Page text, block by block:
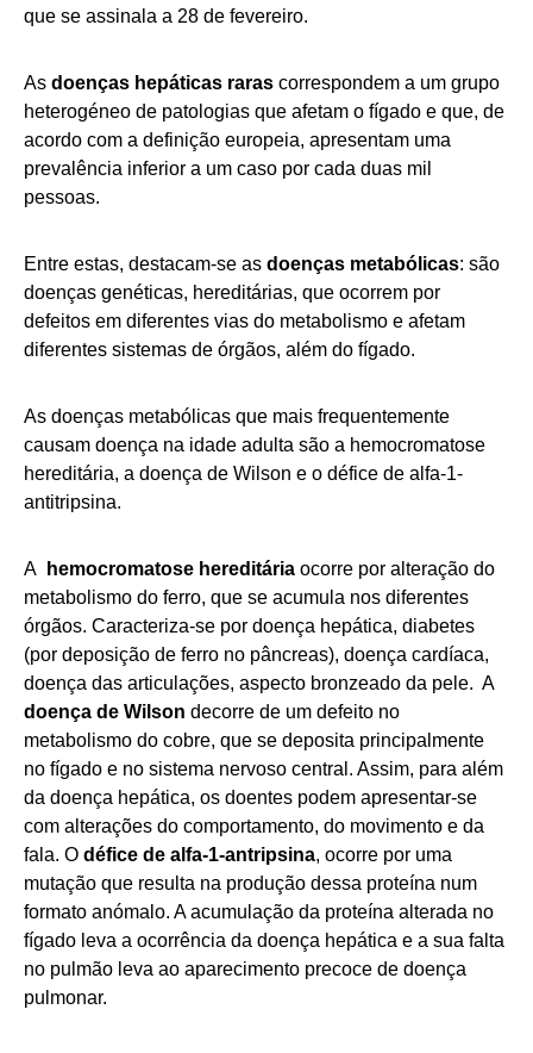
que se assinala a 28 de fevereiro.
As doenças hepáticas raras correspondem a um grupo
heterogéneo de patologias que afetam o fígado e que, de
acordo com a definição europeia, apresentam uma
prevalência inferior a um caso por cada duas mil
pessoas.
Entre estas, destacam-se as doenças metabólicas: são
doenças genéticas, hereditárias, que ocorrem por
defeitos em diferentes vias do metabolismo e afetam
diferentes sistemas de órgãos, além do fígado.
As doenças metabólicas que mais frequentemente
causam doença na idade adulta são a hemocromatose
hereditária, a doença de Wilson e o défice de alfa-1-
antitripsina.
A hemocromatose hereditária ocorre por alteração do
metabolismo do ferro, que se acumula nos diferentes
órgãos. Caracteriza-se por doença hepática, diabetes
(por deposição de ferro no pâncreas), doença cardíaca,
doença das articulações, aspecto bronzeado da pele. A
doença de Wilson decorre de um defeito no
metabolismo do cobre, que se deposita principalmente
no fígado e no sistema nervoso central. Assim, para além
da doença hepática, os doentes podem apresentar-se
com alterações do comportamento, do movimento e da
fala. O défice de alfa-1-antripsina, ocorre por uma
mutação que resulta na produção dessa proteína num
formato anómalo. A acumulação da proteína alterada no
fígado leva a ocorrência da doença hepática e a sua falta
no pulmão leva ao aparecimento precoce de doença
pulmonar.